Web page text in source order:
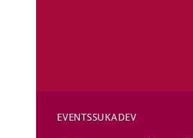
EVENTSSUKADEV